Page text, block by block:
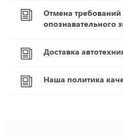
Отмена требований
опознавательного
Доставка
Наша политика